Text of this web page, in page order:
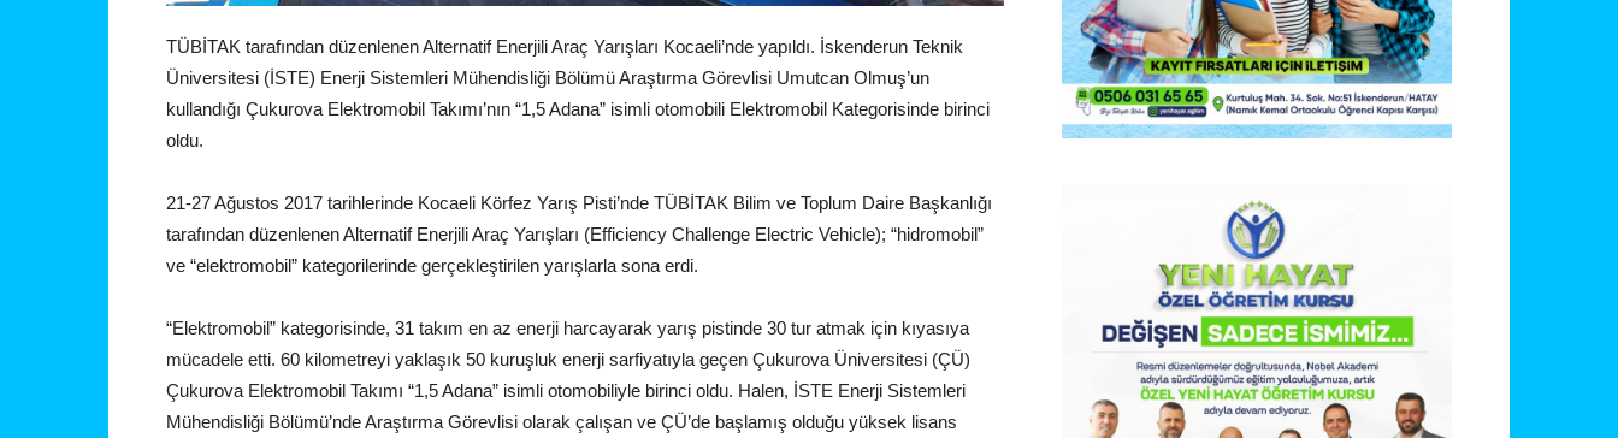
TÜBİTAK tarafından düzenlenen Alternatif Enerjili Araç Yarışları Kocaeli’nde yapıldı. İskenderun Teknik
Üniversitesi (İSTE) Enerji Sistemleri Mühendisliği Bölümü Araştırma Görevlisi Umutcan Olmuş’un
kullandığı Çukurova Elektromobil Takımı’nın “1,5 Adana” isimli otomobili Elektromobil Kategorisinde birinci
oldu.
21-27 Ağustos 2017 tarihlerinde Kocaeli Körfez Yarış Pisti’nde TÜBİTAK Bilim ve Toplum Daire Başkanlığı
tarafından düzenlenen Alternatif Enerjili Araç Yarışları (Efficiency Challenge Electric Vehicle); “hidromobil”
ve “elektromobil” kategorilerinde gerçekleştirilen yarışlarla sona erdi.
“Elektromobil” kategorisinde, 31 takım en az enerji harcayarak yarış pistinde 30 tur atmak için kıyasıya
mücadele etti. 60 kilometreyi yaklaşık 50 kuruşluk enerji sarfiyatıyla geçen Çukurova Üniversitesi (ÇÜ)
Çukurova Elektromobil Takımı “1,5 Adana” isimli otomobiliyle birinci oldu. Halen, İSTE Enerji Sistemleri
Mühendisliği Bölümü’nde Araştırma Görevlisi olarak çalışan ve ÇÜ’de başlamış olduğu yüksek lisans